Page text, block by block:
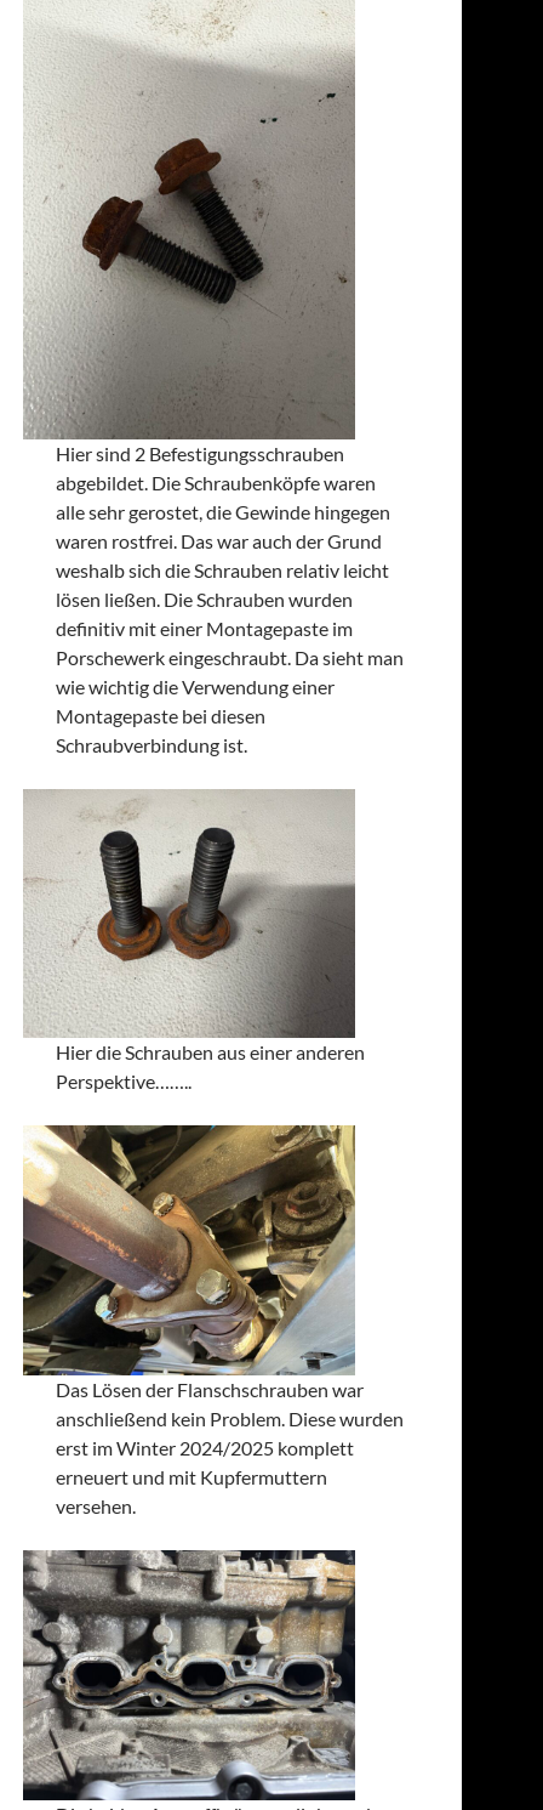
Hier sind 2 Befestigungsschrauben
abgebildet. Die Schraubenköpfe waren
alle sehr gerostet, die Gewinde hingegen
waren rostfrei. Das war auch der Grund
weshalb sich die Schrauben relativ leicht
lösen ließen. Die Schrauben wurden
definitiv mit einer Montagepaste im
Porschewerk eingeschraubt. Da sieht man
wie wichtig die Verwendung einer
Montagepaste bei diesen
Schraubverbindung ist.
Hier die Schrauben aus einer anderen
Perspektive……..
Das Lösen der Flanschschrauben war
anschließend kein Problem. Diese wurden
erst im Winter 2024/2025 komplett
erneuert und mit Kupfermuttern
versehen.